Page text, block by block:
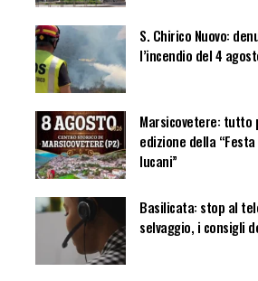
S. Chirico Nuovo:
l’incendio del 4
Marsicovetere: tutto
edizione della
lucani”
Basilicata: stop al
selvaggio, i consigli